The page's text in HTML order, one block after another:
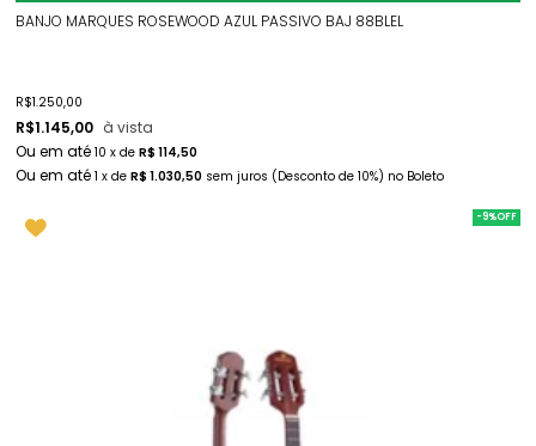
BANJO MARQUES ROSEWOOD AZUL PASSIVO BAJ 88BLEL
R$1.250,00
R$1.145,00 à vista
10 x de R$ 114,50
1 x de R$ 1.030,50 sem juros (Desconto de 10%) no Boleto
-9%